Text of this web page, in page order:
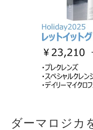
ダーマロジカ